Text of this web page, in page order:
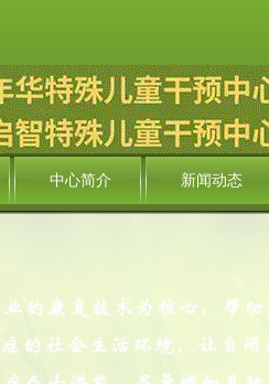
中心简介 新闻动态